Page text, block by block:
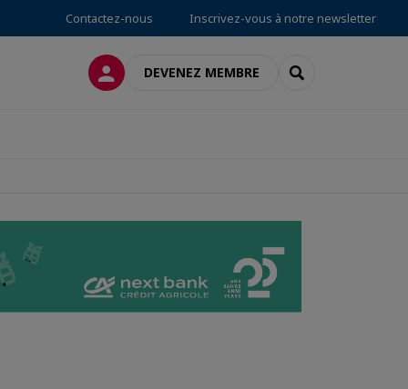
Contactez-nous Inscrivez-vous à notre newsletter
CONNEXIONDEVENEZ MEMBRE RECHERCHER